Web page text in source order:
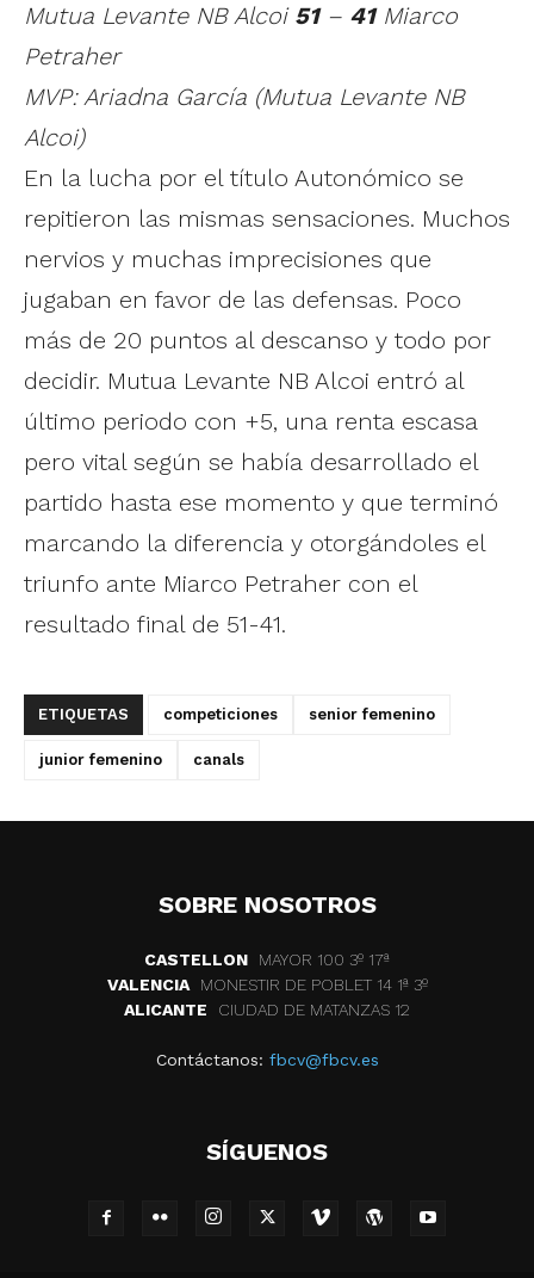
Mutua Levante NB Alcoi 51– 41Miarco
Petraher
MVP: Ariadna García (Mutua Levante NB
Alcoi)
En la lucha por el título Autonómico se
repitieron las mismas sensaciones. Muchos
nervios y muchas imprecisiones que
jugaban en favor de las defensas. Poco
más de 20 puntos al descanso y todo por
decidir. Mutua Levante NB Alcoi entró al
último periodo con +5, una renta escasa
pero vital según se había desarrollado el
partido hasta ese momento y que terminó
marcando la diferencia y otorgándoles el
triunfo ante Miarco Petraher con el
resultado final de 51-41.
ETIQUETAS competiciones senior femenino
junior femenino canals
SOBRE NOSOTROS
CASTELLON
MAYOR 100 3º 17ª
VALENCIA
MONESTIR DE POBLET 14 1ª 3º
ALICANTE
CIUDAD DE MATANZAS 12
Contáctanos: fbcv@fbcv.es
SÍGUENOS